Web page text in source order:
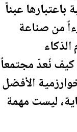
باعتبارها عبئاً
من صناعة
كيف نُعدّ مجتمعاً
الأفضل
ليست مهمة